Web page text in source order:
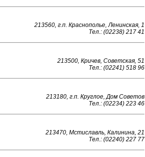
213560, г.п. Краснополье, Ленинская, 1
Тел.: (02238) 217 41
213500, Кричев, Советская, 51
Тел.: (02241) 518 96
213180, г.п. Круглое, Дом Советов
Тел.: (02234) 223 46
213470, Мстиславль, Калинина, 21
Тел.: (02240) 227 77